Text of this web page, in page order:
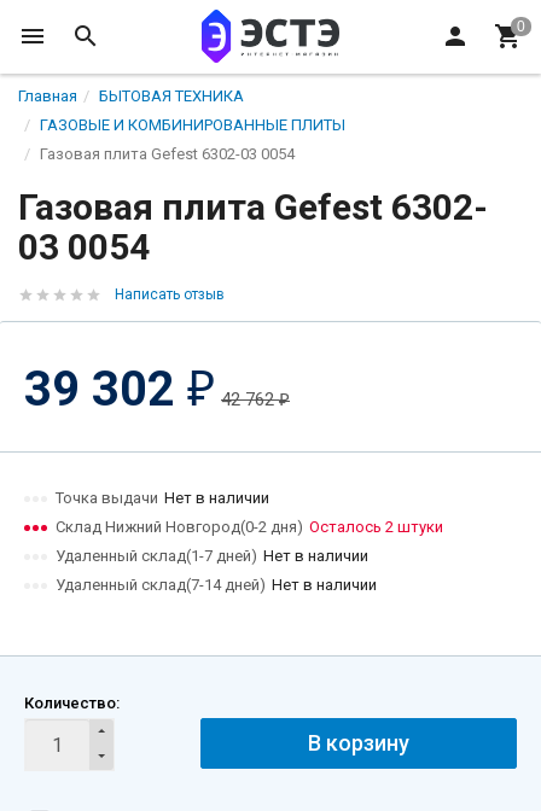
Главная
БЫТОВАЯ ТЕХНИКА
ГАЗОВЫЕ И КОМБИНИРОВАННЫЕ ПЛИТЫ
Газовая плита Gefest 6302-03 0054
Газовая плита Gefest 6302-
03 0054
Написать отзыв
39 302 ₽ 42 762₽
Точка выдачи Нет в наличии
Склад Нижний Новгород(0-2 дня) Осталось 2 штуки
Удаленный склад(1-7 дней) Нет в наличии
Удаленный склад(7-14 дней) Нет в наличии
Количество:
В корзину